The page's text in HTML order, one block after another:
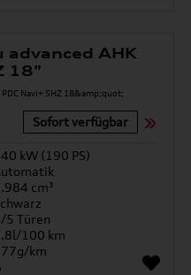
advanced AHK
18"
Sofort verfügbar
kW (190 PS)
cm³
5 Türen
100 km
km